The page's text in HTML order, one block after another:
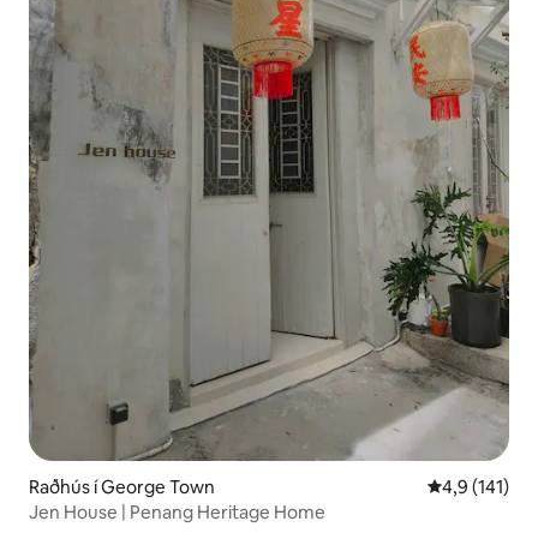
Raðhús í George Town 4,9 af 5 í
4,9 (141)
Jen House | Penang Heritage Home